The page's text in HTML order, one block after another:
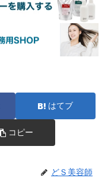
はてブ
コピー
どＳ美容師